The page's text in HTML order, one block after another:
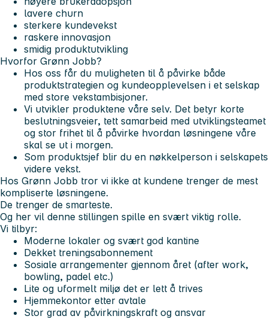
lavere churn
sterkere kundevekst
raskere innovasjon
smidig produktutvikling
Hvorfor Grønn Jobb?
Hos oss får du muligheten til å påvirke både
produktstrategien og kundeopplevelsen i et selskap
med store vekstambisjoner.
Vi utvikler produktene våre selv. Det betyr korte
beslutningsveier, tett samarbeid med utviklingsteamet
og stor frihet til å påvirke hvordan løsningene våre
skal se ut i morgen.
Som produktsjef blir du en nøkkelperson i selskapets
videre vekst.
Hos Grønn Jobb tror vi ikke at kundene trenger de mest
kompliserte løsningene.
De trenger de smarteste.
Og her vil denne stillingen spille en svært viktig rolle.
Vi tilbyr:
Moderne lokaler og svært god kantine
Dekket treningsabonnement
Sosiale arrangementer gjennom året (after work,
bowling, padel etc.)
Lite og uformelt miljø det er lett å trives
Hjemmekontor etter avtale
Stor grad av påvirkningskraft og ansvar